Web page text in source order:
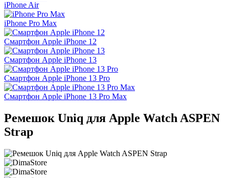
iPhone Air
iPhone Pro Max
Смартфон Apple iPhone 12
Смартфон Apple iPhone 13
Смартфон Apple iPhone 13 Pro
Смартфон Apple iPhone 13 Pro Max
Ремешок Uniq для Apple Watch ASPEN
Strap